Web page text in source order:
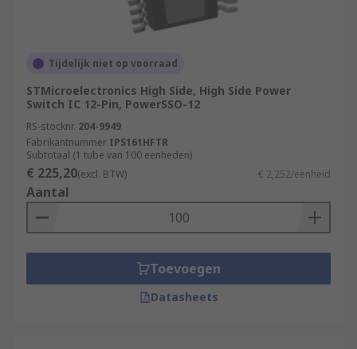
Tijdelijk niet op voorraad
STMicroelectronics High Side, High Side Power
Switch IC 12-Pin, PowerSSO-12
RS-stocknr. 204-9949
Fabrikantnummer IPS161HFTR
Subtotaal (1 tube van 100 eenheden)
€ 225,20(excl. BTW) € 2,252/eenheid
Aantal
Toevoegen
Datasheets